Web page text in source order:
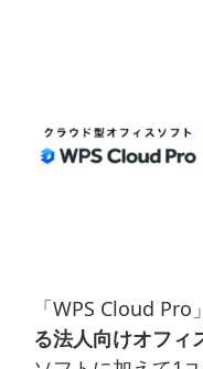
「WPS Cloud Pro
る法人向けオフィ